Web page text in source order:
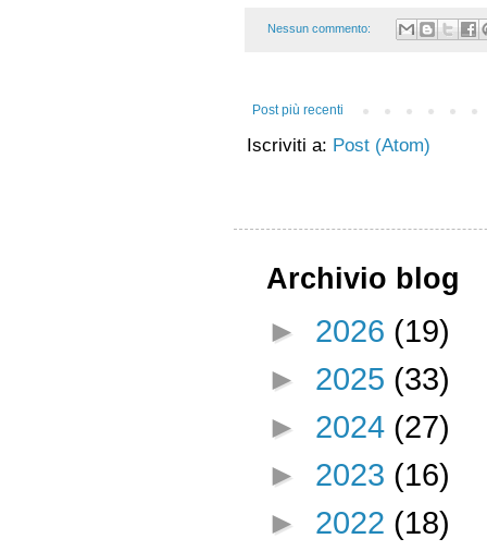
Nessun commento:
Post più recenti
Iscriviti a: Post (Atom)
Archivio blog
► 2026 (19)
► 2025 (33)
► 2024 (27)
► 2023 (16)
► 2022 (18)